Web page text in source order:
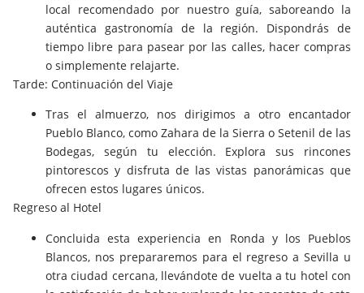
local recomendado por nuestro guía, saboreando la
auténtica gastronomía de la región. Dispondrás de
tiempo libre para pasear por las calles, hacer compras
o simplemente relajarte.
Tarde: Continuación del Viaje
Tras el almuerzo, nos dirigimos a otro encantador
Pueblo Blanco, como Zahara de la Sierra o Setenil de las
Bodegas, según tu elección. Explora sus rincones
pintorescos y disfruta de las vistas panorámicas que
ofrecen estos lugares únicos.
Regreso al Hotel
Concluida esta experiencia en Ronda y los Pueblos
Blancos, nos prepararemos para el regreso a Sevilla u
otra ciudad cercana, llevándote de vuelta a tu hotel con